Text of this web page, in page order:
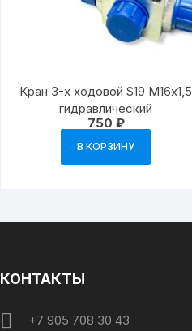
Кран 3-х ходовой S19 М16х1,5
гидравлический
750 ₽
В КОРЗИНУ
КОНТАКТЫ
+7 905 708 30 43